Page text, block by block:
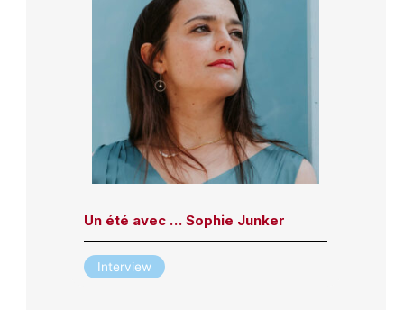
Un été avec … Sophie Junker
Interview